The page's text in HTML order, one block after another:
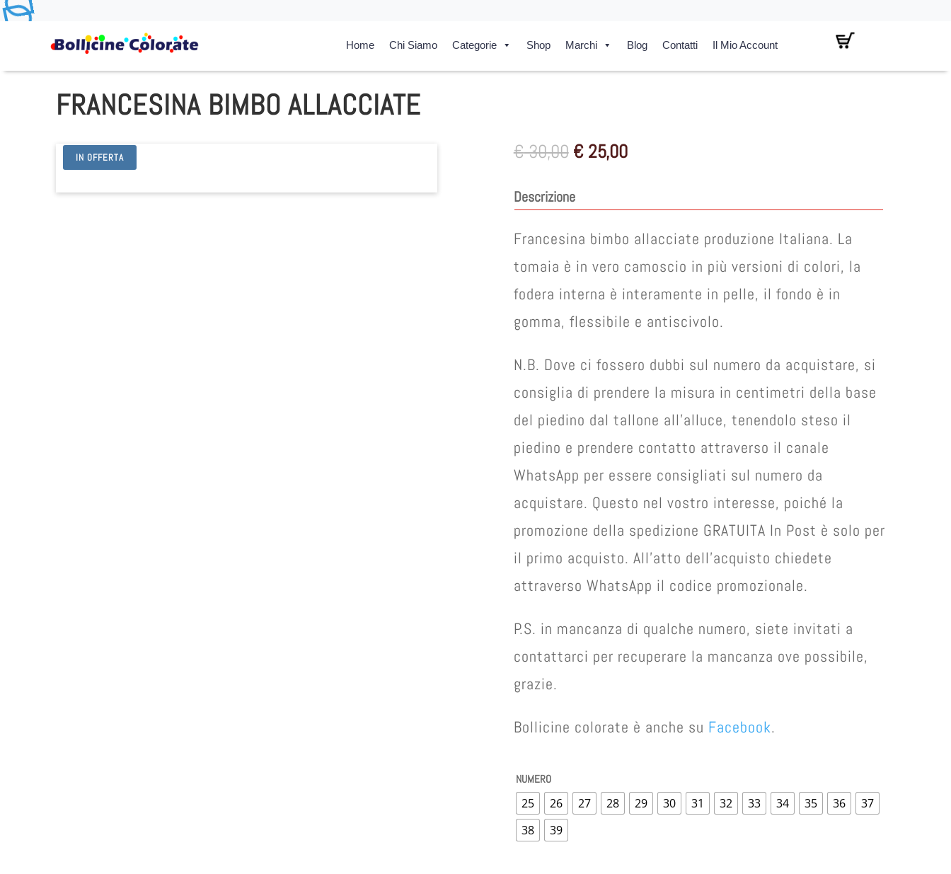
Home Chi Siamo Categorie Shop Marchi Blog Contatti Il Mio Account
FRANCESINA BIMBO ALLACCIATE
IN OFFERTA €30,00 Il
prezzo
era:
€ 30,00.
€25,00Il
€ 25,00.
Descrizione
Francesina bimbo allacciate produzione Italiana. La
tomaia è in vero camoscio in più versioni di colori, la
fodera interna è interamente in pelle, il fondo è in
gomma, flessibile e antiscivolo.
N.B. Dove ci fossero dubbi sul numero da acquistare, si
consiglia di prendere la misura in centimetri della base
del piedino dal tallone all’alluce, tenendolo steso il
piedino e prendere contatto attraverso il canale
WhatsApp per essere consigliati sul numero da
acquistare. Questo nel vostro interesse, poiché la
promozione della spedizione GRATUITA In Post è solo per
il primo acquisto. All’atto dell’acquisto chiedete
attraverso WhatsApp il codice promozionale.
P.S. in mancanza di qualche numero, siete invitati a
contattarci per recuperare la mancanza ove possibile,
grazie.
Bollicine colorate è anche su Facebook.
NUMERO
25 26 27 28 29 30 31 32 33 34 35 36
37
38
39